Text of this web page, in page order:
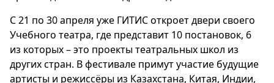
С 21 по 30 апреля уже ГИТИС откроет двери своего
Учебного театра, где представит 10 постановок, 6
из которых – это проекты театральных школ из
других стран. В фестивале примут участие будущие
артисты и режиссёры из Казахстана, Китая, Индии,